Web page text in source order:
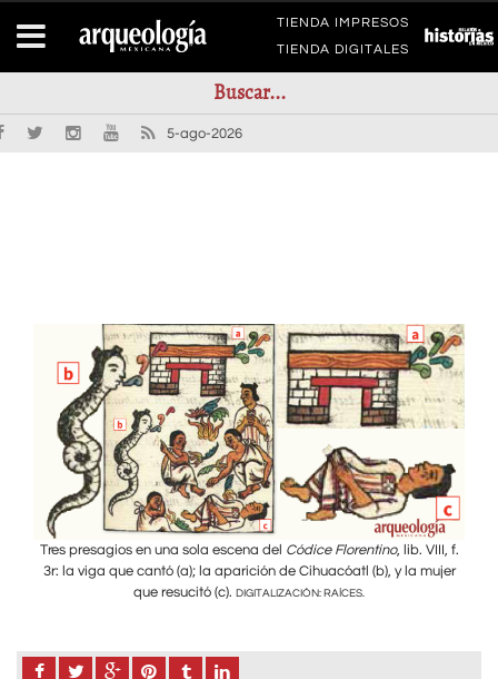
TIENDA IMPRESOS
TIENDA DIGITALES
5-ago-2026
Tres presagios en una sola escena del Códice Florentino, lib. VIII, f.
3r: la viga que cantó (a); la aparición de Cihuacóatl (b), y la mujer
que resucitó (c). DIGITALIZACIÓN: RAÍCES.